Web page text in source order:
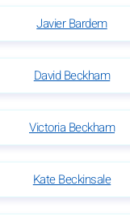
Javier Bardem
David Beckham
Victoria Beckham
Kate Beckinsale